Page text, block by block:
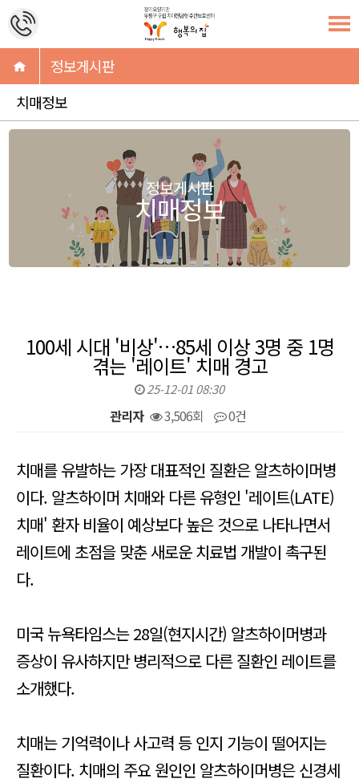
정보게시판
치매정보
정보게시판
치매정보
100세 시대 '비상'…85세 이상 3명 중 1명
겪는 '레이트' 치매 경고
25-12-01 08:30
관리자 3,506회 0건
치매를 유발하는 가장 대표적인 질환은 알츠하이머병
이다. 알츠하이머 치매와 다른 유형인 '레이트(LATE)
치매' 환자 비율이 예상보다 높은 것으로 나타나면서
레이트에 초점을 맞춘 새로운 치료법 개발이 촉구된
다.
미국 뉴욕타임스는 28일(현지시간) 알츠하이머병과
증상이 유사하지만 병리적으로 다른 질환인 레이트를
소개했다.
치매는 기억력이나 사고력 등 인지 기능이 떨어지는
질환이다. 치매의 주요 원인인 알츠하이머병은 신경세